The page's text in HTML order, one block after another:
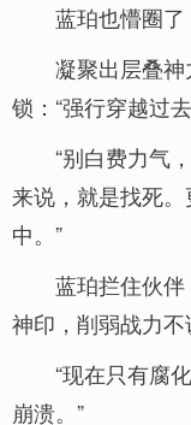
蓝珀也懵圈了
凝聚出层叠
锁：“强行穿越过
“别白费力气
来说，就是找死
中。”
蓝珀拦住伙
神印，削弱战力
“现在只有腐
崩溃。”